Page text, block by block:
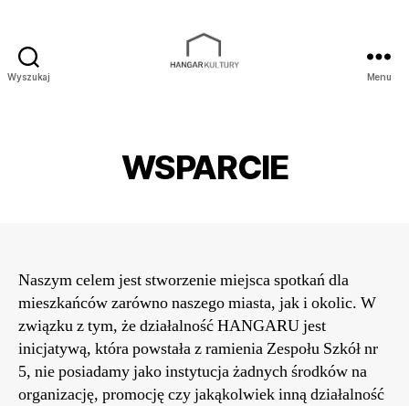
Wyszukaj Menu
WSPARCIE
Naszym celem jest stworzenie miejsca spotkań dla
mieszkańców zarówno naszego miasta, jak i okolic. W
związku z tym, że działalność HANGARU jest
inicjatywą, która powstała z ramienia Zespołu Szkół nr
5, nie posiadamy jako instytucja żadnych środków na
organizację, promocję czy jakąkolwiek inną działalność